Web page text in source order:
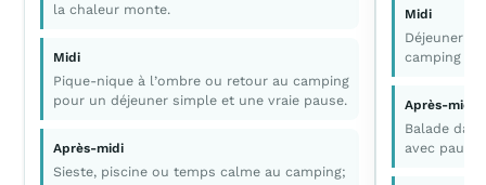
la chaleur monte.
Midi
Pique-nique à l’ombre ou retour au camping
pour un déjeuner simple et une vraie pause.
Après-midi
Sieste, piscine ou temps calme au camping;
Midi
Déjeuner
camping
Après-midi
Balade
avec pause